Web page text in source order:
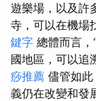
遊樂場，以及許
寺，可以在機場
鍵字 總體而言，
國地區，可以追
痧推薦 儘管如此
義仍在改變和發